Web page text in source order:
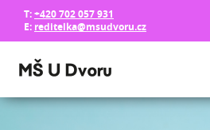
T:+420 702 057 931
E: reditelka@msudvoru.cz